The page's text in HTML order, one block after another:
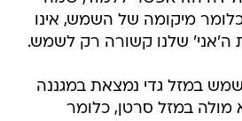
מיקומה של השמש, אינו
ה'אני' שלנו קשורה רק לשמש.
במזל גדי נמצאת במגננה
מולה במזל סרטן, כלומר